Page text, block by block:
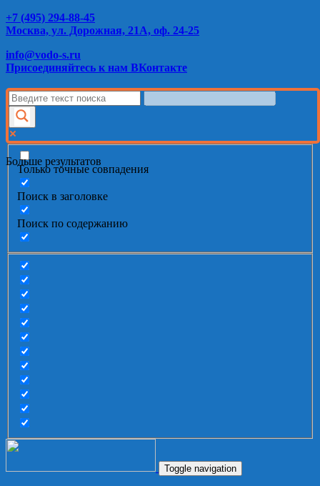
+7 (495) 294-88-45
Москва, ул. Дорожная, 21А, оф. 24-25
info@vodo-s.ru
Присоединяйтесь к нам ВКонтакте
Больше результатов
Только точные совпадения
Поиск в заголовке
Поиск по содержанию
Toggle navigation